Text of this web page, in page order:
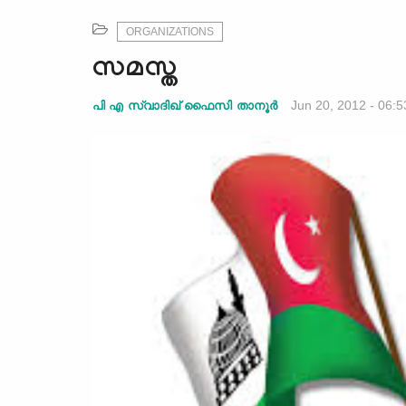
ORGANIZATIONS
സമസ്ത
പി എ സ്വാദിഖ് ഫൈസി താനൂര്‍ Jun 20, 2012 -